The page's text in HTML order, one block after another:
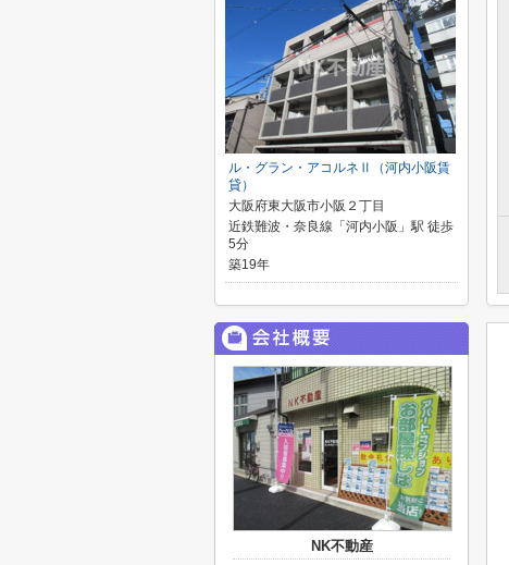
ル・グラン・アコルネⅡ（河内小阪賃
貸）
大阪府東大阪市小阪２丁目
近鉄難波・奈良線「河内小阪」駅 徒歩
5分
築19年
NK不動産